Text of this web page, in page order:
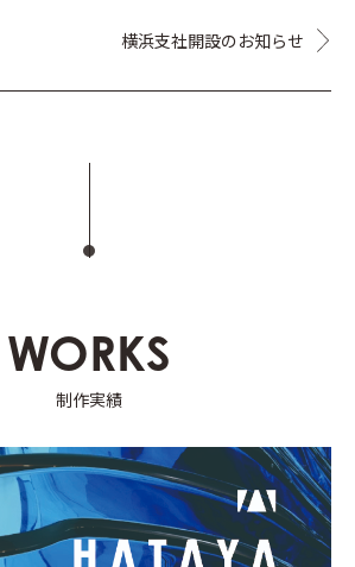
横浜支社開設のお知らせ
WORKS
制作実績